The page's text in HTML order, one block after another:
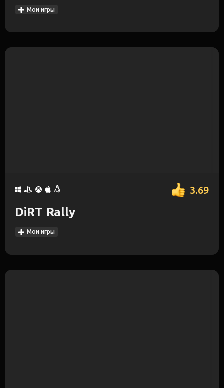
Мои игры
3.69
DiRT Rally
Мои игры